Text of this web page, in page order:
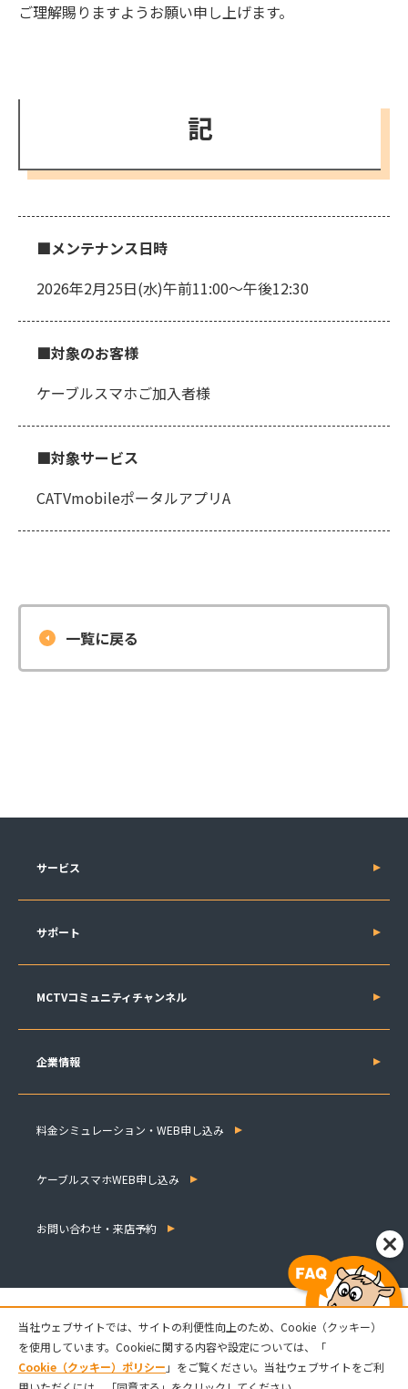
ご理解賜りますようお願い申し上げます。
記
■メンテナンス日時
2026年2月25日(水)午前11:00～午後12:30
■対象のお客様
ケーブルスマホご加入者様
■対象サービス
CATVmobileポータルアプリA
一覧に戻る
サービス
サポート
MCTVコミュニティチャンネル
企業情報
料金シミュレーション・WEB申し込み
ケーブルスマホWEB申し込み
お問い合わせ・来店予約
当社ウェブサイトでは、サイトの利便性向上のため、Cookie（クッキー）
を使用しています。Cookieに関する内容や設定については、「
Cookie（クッキー）ポリシー 」をご覧ください。当社ウェブサイトをご利